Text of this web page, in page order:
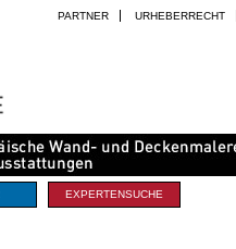
PARTNER URHEBERRECHT
EXPERTENSUCHE